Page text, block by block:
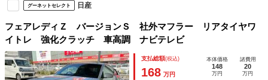
グーネットセレクト 日産
フェアレディＺ バージョンＳ 社外マフラー リアタイヤワ
イトレ 強化クラッチ 車高調 ナビテレビ
支払総額(税込)
168 万円
本体価格
148
万円
諸費用
20
万円